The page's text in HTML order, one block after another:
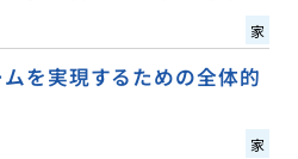
家
を実現するための全体的
家